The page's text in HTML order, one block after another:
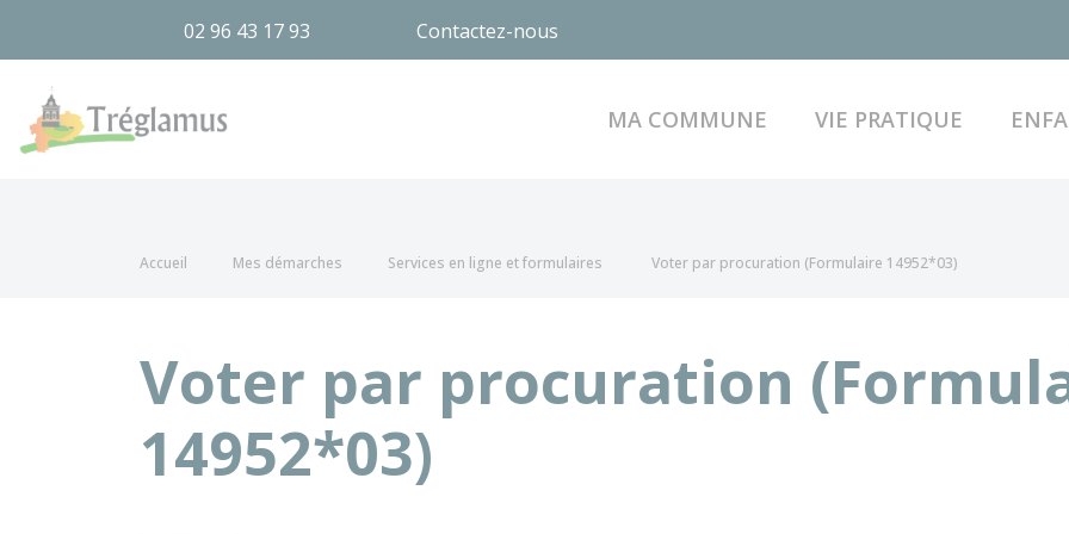
02 96 43 17 93 Contactez-nous
MA COMMUNE VIE PRATIQUE
Accueil Mes démarches Services en ligne et formulaires Voter par procuration (Formulaire 14952*03)
Voter par procuration
14952*03)